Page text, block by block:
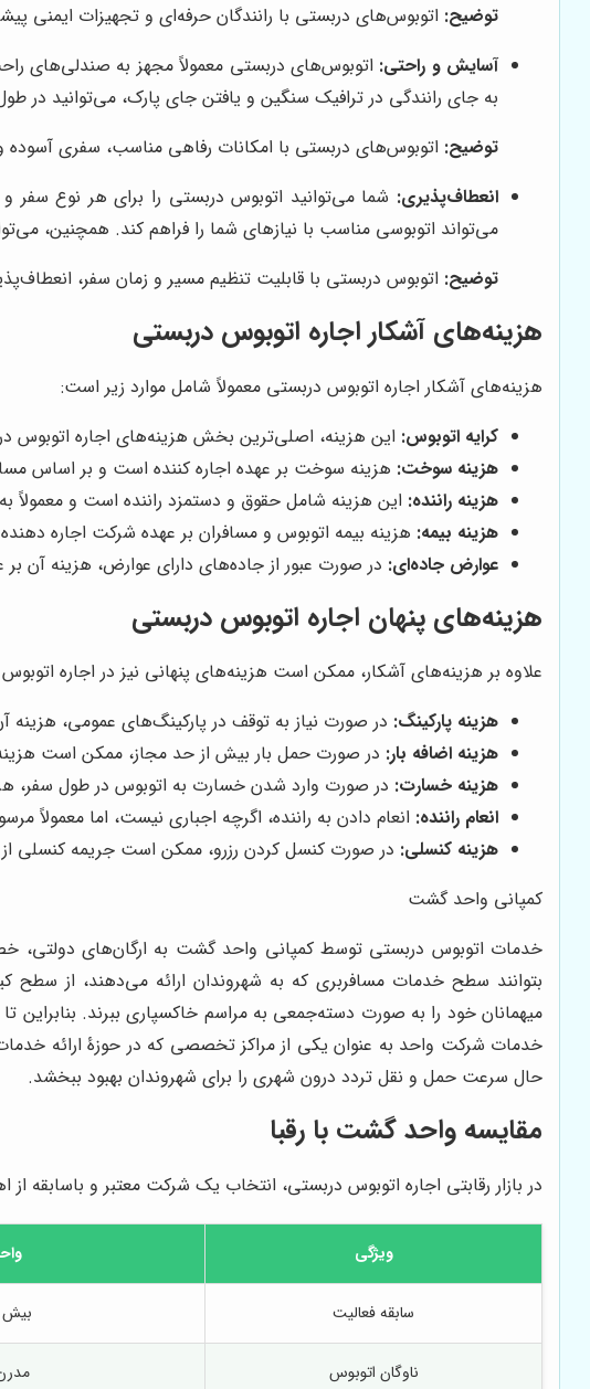
توضیح: اتوبوس‌های دربستی با رانندگان حرفه‌ای و تجهیزات ایمنی
آسایش و راحتی: اتوبوس‌های دربستی معمولاً مجهز به صندلی‌های
به جای رانندگی در ترافیک سنگین و یافتن جای پارک، می‌توانید
توضیح: اتوبوس‌های دربستی با امکانات رفاهی مناسب، سفری
انعطاف‌پذیری: شما می‌توانید اتوبوس دربستی را برای هر نوع
می‌تواند اتوبوسی مناسب با نیازهای شما را فراهم کند. همچنین،
توضیح: اتوبوس دربستی با قابلیت تنظیم مسیر و زمان سفر،
هزینه‌های آشکار اجاره اتوبوس دربستی
هزینه‌های آشکار اجاره اتوبوس دربستی معمولاً شامل موارد زیر است:
کرایه اتوبوس: این هزینه، اصلی‌ترین بخش هزینه‌های اجاره
هزینه سوخت: هزینه سوخت بر عهده اجاره کننده است و بر اساس
هزینه راننده: این هزینه شامل حقوق و دستمزد راننده است و معمولاً
هزینه بیمه: هزینه بیمه اتوبوس و مسافران بر عهده شرکت اجاره
عوارض جاده‌ای: در صورت عبور از جاده‌های دارای عوارض، هزینه آن بر
هزینه‌های پنهان اجاره اتوبوس دربستی
علاوه بر هزینه‌های آشکار، ممکن است هزینه‌های پنهانی نیز در اجاره
هزینه پارکینگ: در صورت نیاز به توقف در پارکینگ‌های عمومی، هزینه
هزینه اضافه بار: در صورت حمل بار بیش از حد مجاز، ممکن است
هزینه خسارت: در صورت وارد شدن خسارت به اتوبوس در طول سفر،
انعام راننده: انعام دادن به راننده، اگرچه اجباری نیست، اما معمولاً
هزینه کنسلی: در صورت کنسل کردن رزرو، ممکن است جریمه کنسلی
کمپانی واحد گشت
خدمات اتوبوس دربستی توسط کمپانی واحد گشت به ارگان‌های دولتی،
بتوانند سطح خدمات مسافربری که به شهروندان ارائه می‌دهند، از سطح
میهمانان خود را به صورت دسته‌جمعی به مراسم خاکسپاری ببرند. بنابراین
خدمات شرکت واحد به عنوان یکی از مراکز تخصصی که در حوزۀ ارائه
حال سرعت حمل و نقل تردد درون شهری را برای شهروندان بهبود ببخشد.
مقایسه واحد گشت با رقبا
در بازار رقابتی اجاره اتوبوس دربستی، انتخاب یک شرکت معتبر و باسابقه از
ویژگی
سابقه فعالیت بیش از
ناوگان اتوبوس